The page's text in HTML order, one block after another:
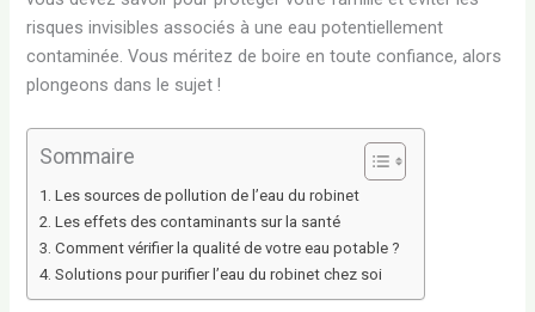
risques invisibles associés à une eau potentiellement
contaminée. Vous méritez de boire en toute confiance, alors
plongeons dans le sujet !
Sommaire
Les sources de pollution de l’eau du robinet
Les effets des contaminants sur la santé
Comment vérifier la qualité de votre eau potable ?
Solutions pour purifier l’eau du robinet chez soi